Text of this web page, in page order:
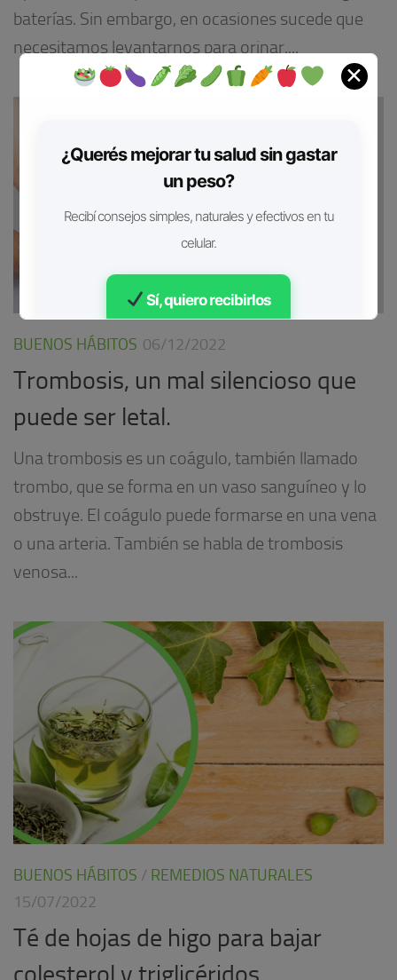
baterías. Sin embargo, en ocasiones sucede que
necesitamos levantarnos para orinar,...
BUENOS HÁBITOS 06/12/2022
Trombosis, un mal silencioso que
puede ser letal.
Una trombosis es un coágulo, también llamado
trombo, que se forma en un vaso sanguíneo y lo
obstruye. El coágulo puede formarse en una vena
o una arteria. También se habla de trombosis
venosa...
BUENOS HÁBITOS / REMEDIOS NATURALES
15/07/2022
Té de hojas de higo para bajar
colesterol y triglicéridos.
✕
¿Querés mejorar tu salud sin gastar
un peso?
Recibí consejos simples, naturales y efectivos en tu
celular.
Sí, quiero recibirlos
Gratis • Sin spam